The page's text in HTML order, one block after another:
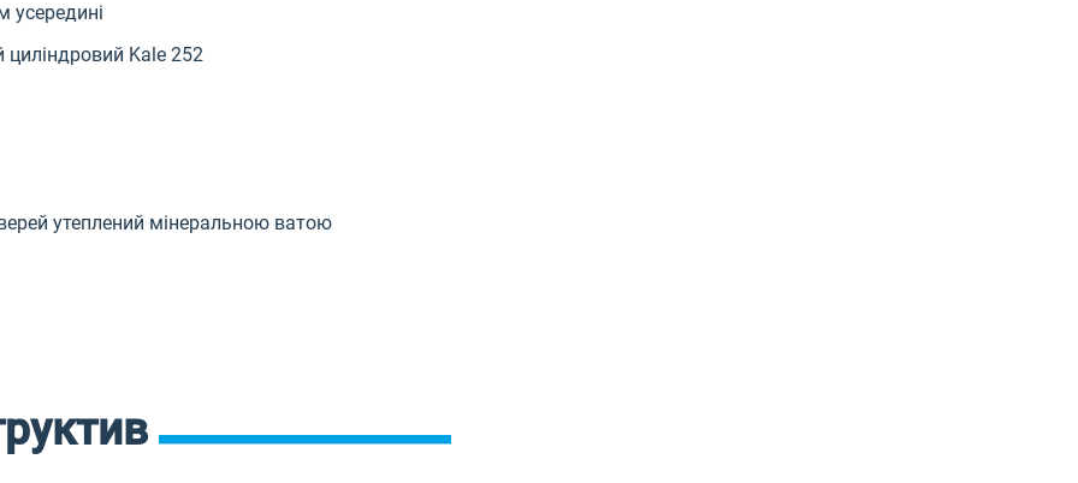
усередині
циліндровий Kale 252
утеплений мінеральною ватою